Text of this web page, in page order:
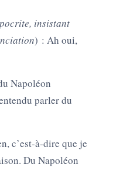
insistant
) : Ah oui,
Napoléon
parler du
c’est-à-dire que je
Du Napoléon